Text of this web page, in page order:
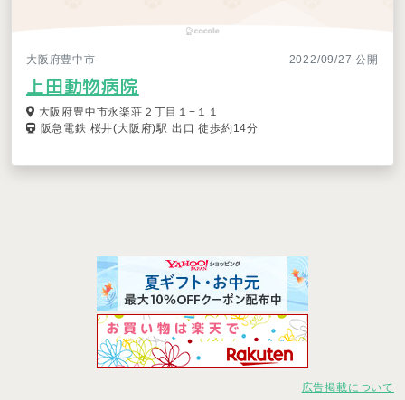
大阪府豊中市 2022/09/27 公開
上田動物病院
大阪府豊中市永楽荘２丁目１−１１
阪急電鉄 桜井(大阪府)駅 出口 徒歩約14分
広告掲載について